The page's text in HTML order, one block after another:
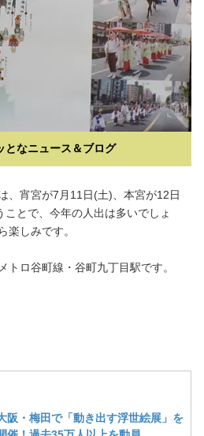
となニュース＆ブログ
、宵宮が7月11日(土)、本宮が12日
とで、今年の人出は多いでしょ
楽しみです。
トロ谷町線・谷町九丁目駅です。
阪・梅田で「動き出す浮世絵展」を